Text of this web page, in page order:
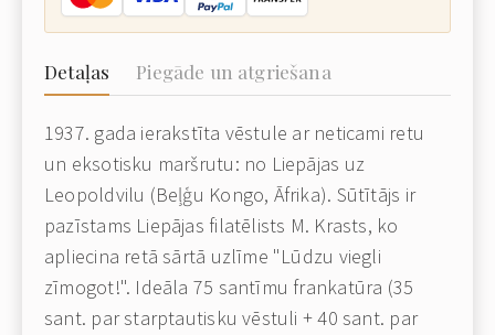
Detaļas Piegāde un atgriešana
1937. gada ierakstīta vēstule ar neticami retu
un eksotisku maršrutu: no Liepājas uz
Leopoldvilu (Beļģu Kongo, Āfrika). Sūtītājs ir
pazīstams Liepājas filatēlists M. Krasts, ko
apliecina retā sārtā uzlīme "Lūdzu viegli
zīmogot!". Ideāla 75 santīmu frankatūra (35
sant. par starptautisku vēstuli + 40 sant. par